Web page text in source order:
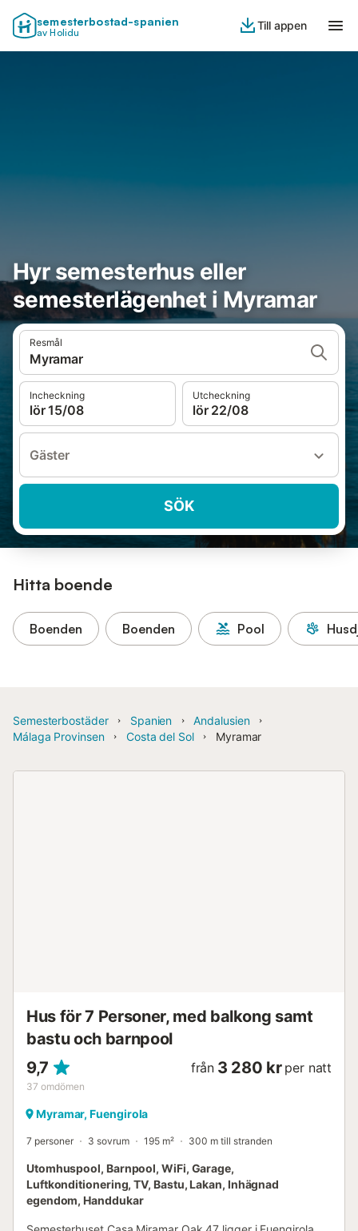
semesterbostad-spanien
av Holidu
Till appen
Hyr semesterhus eller
semesterlägenhet i Myramar
Resmål
Myramar
Incheckning
lör 15/08
Utcheckning
lör 22/08
Gäster
SÖK
Hitta boende
Boenden Boenden Pool
Semesterbostäder Spanien
Andalusien
Málaga Provinsen
Costa del Sol Myramar
Hus för 7 Personer, med balkong samt
bastu och barnpool
9,7
37 omdömen
från 3 280 kr per natt
Myramar, Fuengirola
7 personer 3 sovrum 195 m² 300 m till stranden
Utomhuspool, Barnpool, WiFi, Garage,
Luftkonditionering, TV, Bastu, Lakan, Inhägnad
egendom, Handdukar